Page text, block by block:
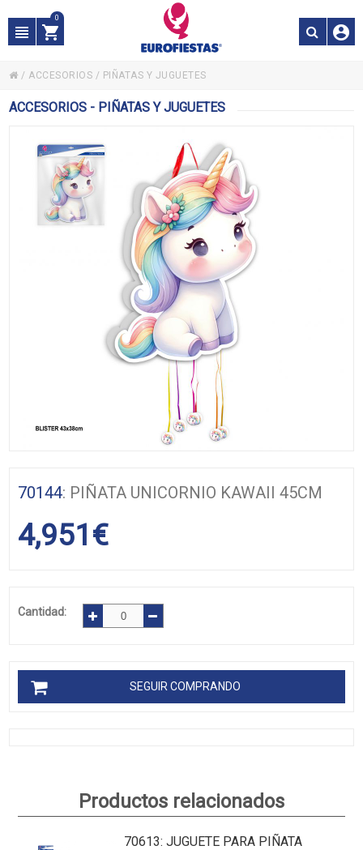
0
/ ACCESORIOS / PIÑATAS Y JUGUETES
ACCESORIOS - PIÑATAS Y JUGUETES
70144: PIÑATA UNICORNIO KAWAII 45CM
4,951€
Cantidad:
SEGUIR COMPRANDO
Productos relacionados
70613: JUGUETE PARA PIÑATA